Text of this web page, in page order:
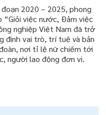
đoạn 2020 – 2025, phong
“Giỏi việc nước, Đảm việc
nghiệp Việt Nam đã trở
định vai trò, trí tuệ và bản
nơi tỉ lệ nữ chiếm tới
người lao động đơn vị.